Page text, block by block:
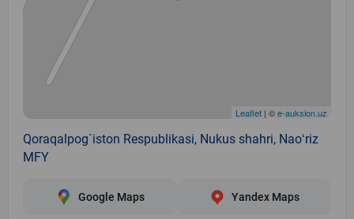
Leaflet | ©e-auksion.uz
Qoraqalpog`iston Respublikasi, Nukus shahri, Naoʻriz
MFY
Google Maps Yandex Maps